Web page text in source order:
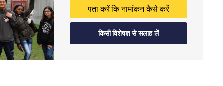
पता करें कि नामांकन कैसे करें
किसी विशेषज्ञ से सलाह लें